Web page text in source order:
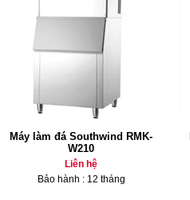
Máy làm đá Southwind RMK-
W210
Liên hệ
Bảo hành : 12 tháng